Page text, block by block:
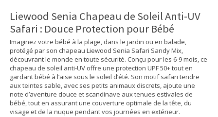
Liewood Senia Chapeau de Soleil Anti-UV
Safari : Douce Protection pour Bébé
Imaginez votre bébé à la plage, dans le jardin ou en balade,
protégé par son chapeau Liewood Senia Safari Sandy Mix,
découvrant le monde en toute sécurité. Conçu pour les 6-9 mois, ce
chapeau de soleil anti-UV offre une protection UPF 50+ tout en
gardant bébé à l’aise sous le soleil d’été. Son motif safari tendre
aux teintes sable, avec ses petits animaux discrets, ajoute une
note d’aventure douce et scandinave aux tenues estivales de
bébé, tout en assurant une couverture optimale de la tête, du
visage et de la nuque pendant vos journées en extérieur.